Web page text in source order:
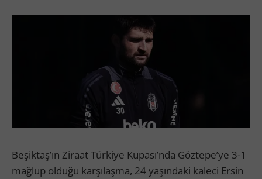
Beşiktaş’ın Ziraat Türkiye Kupası’nda Göztepe’ye 3-1
mağlup olduğu karşılaşma, 24 yaşındaki kaleci Ersin